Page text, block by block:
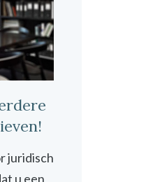
juridisch
u een